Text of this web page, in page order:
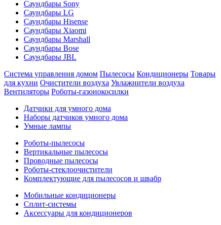
Саундбары Sony
Саундбары LG
Саундбары Hisense
Саундбары Xiaomi
Саундбары Marshall
Саундбары Bose
Саундбары JBL
Система управления домом Пылесосы Кондиционеры Товары
для кухни Очистители воздуха Увлажнители воздуха
Вентиляторы Роботы-газонокосилки
Датчики для умного дома
Наборы датчиков умного дома
Умные лампы
Роботы-пылесосы
Вертикальные пылесосы
Проводные пылесосы
Роботы-стеклоочистители
Комплектующие для пылесосов и швабр
Мобильные кондиционеры
Сплит-системы
Аксессуары для кондиционеров